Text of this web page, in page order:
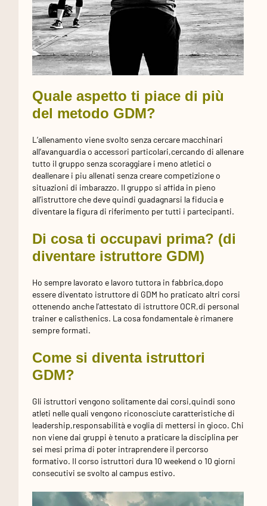
Quale aspetto ti piace di più
del metodo GDM?
L’allenamento viene svolto senza cercare macchinari
all’avanguardia o accessori particolari,cercando di allenare
tutto il gruppo senza scoraggiare i meno atletici o
deallenare i piu allenati senza creare competizione o
situazioni di imbarazzo. Il gruppo si affida in pieno
all’istruttore che deve quindi guadagnarsi la fiducia e
diventare la figura di riferimento per tutti i partecipanti.
Di cosa ti occupavi prima? (di
diventare istruttore GDM)
Ho sempre lavorato e lavoro tuttora in fabbrica,dopo
essere diventato istruttore di GDM ho praticato altri corsi
ottenendo anche l’attestato di istruttore OCR,di personal
trainer e calisthenics. La cosa fondamentale è rimanere
sempre formati.
Come si diventa istruttori
GDM?
Gli istruttori vengono solitamente dai corsi,quindi sono
atleti nelle quali vengono riconosciute caratteristiche di
leadership,responsabilità e voglia di mettersi in gioco. Chi
non viene dai gruppi è tenuto a praticare la disciplina per
sei mesi prima di poter intraprendere il percorso
formativo. Il corso istruttori dura 10 weekend o 10 giorni
consecutivi se svolto al campus estivo.